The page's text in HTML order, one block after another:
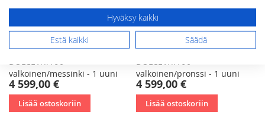
LOFRA induktioliesi
DOLCEVITA 90
valkoinen/messinki - 1 uuni
4 599,00 €
Lisää ostoskoriin
LOFRA induktioliesi
DOLCEVITA 90
valkoinen/pronssi - 1 uuni
4 599,00 €
Lisää ostoskoriin
Hyväksy kaikki
Estä kaikki
Säädä